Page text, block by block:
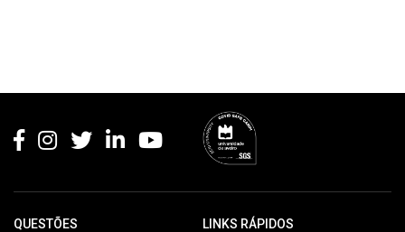
QUESTÕES LINKS RÁPIDOS